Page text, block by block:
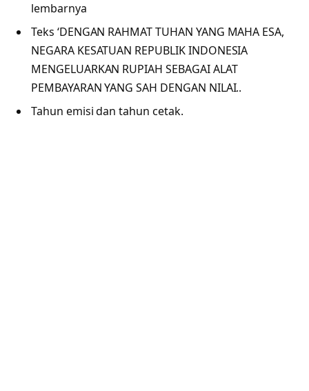
lembarnya
Teks ‘DENGAN RAHMAT TUHAN YANG MAHA ESA,
NEGARA KESATUAN REPUBLIK INDONESIA
MENGELUARKAN RUPIAH SEBAGAI ALAT
PEMBAYARAN YANG SAH DENGAN NILAI..
Tahun emisi dan tahun cetak.